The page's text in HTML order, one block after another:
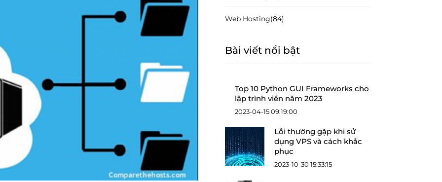
Web Hosting(84)
Bài viết nổi bật
Top 10 Python GUI Frameworks cho
lập trình viên năm 2023
2023-04-15 09:19:00
Lỗi thường gặp khi sử
dụng VPS và cách khắc
phục
2023-10-30 15:33:15